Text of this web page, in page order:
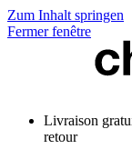
Zum Inhalt springen
Fermer fenêtre
Livraison
retour